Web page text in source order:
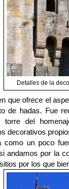
Detalles de la
que ofrece el
de hadas. Fue
torre del
decorativos
como un poco
andamos por la
por los que